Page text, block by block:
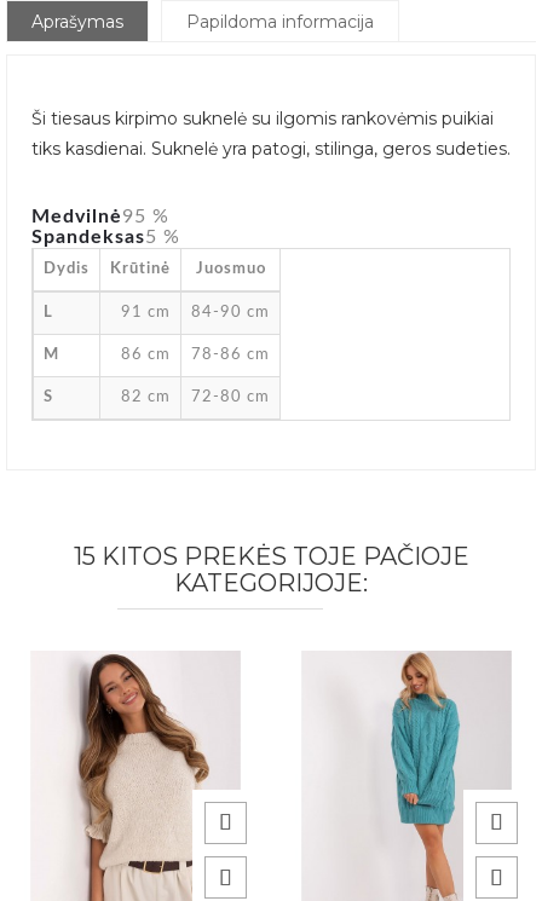
Aprašymas Papildoma informacija
Ši tiesaus kirpimo suknelė su ilgomis rankovėmis puikiai
tiks kasdienai. Suknelė yra patogi, stilinga, geros sudeties.
Medvilnė95 %
Spandeksas5 %
Dydis Krūtinė Juosmuo
L 91 cm 84-90 cm
M 86 cm 78-86 cm
S 82 cm 72-80 cm
15 KITOS PREKĖS TOJE PAČIOJE
KATEGORIJOJE: